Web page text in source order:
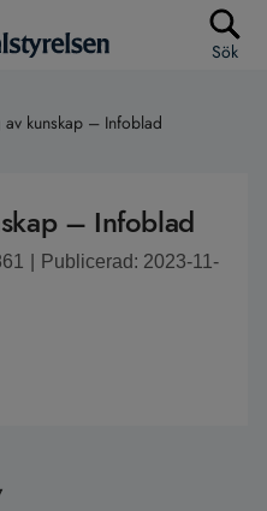
Sök
kunskap – Infoblad
– Infoblad
Publicerad: 2023-11-